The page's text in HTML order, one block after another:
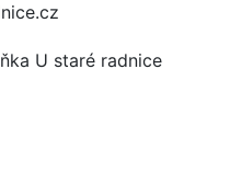
U staré radnice